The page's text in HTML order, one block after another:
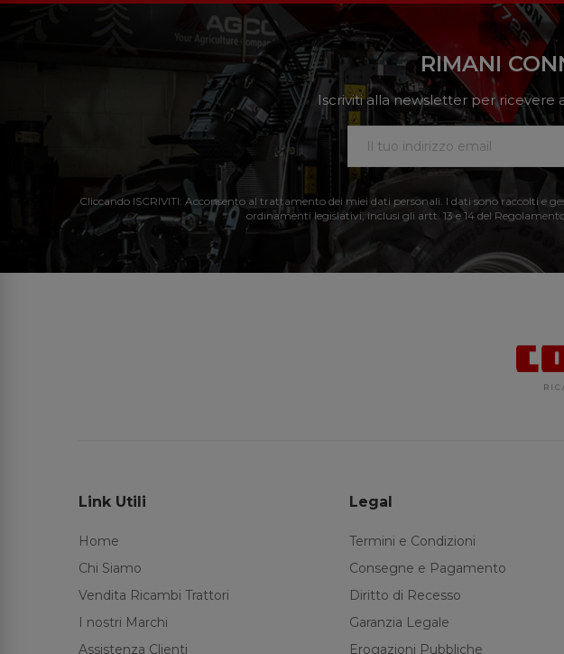
RIMANI
Iscriviti alla newsletter per
Cliccando ISCRIVITI: Acconsento al trattamento dei miei dati personali. I dati sono raccolti
ordinamenti legislativi, inclusi gli artt. 13 e 14 del
Link Utili
Home
Chi Siamo
Vendita Ricambi Trattori
I nostri Marchi
Assistenza Clienti
Legal
Termini e Condizioni
Consegne e Pagamento
Diritto di Recesso
Garanzia Legale
Erogazioni Pubbliche